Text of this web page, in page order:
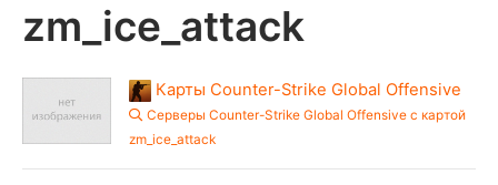
zm_ice_attack
Карты Counter-Strike Global Offensive
Серверы Counter-Strike Global Offensive с картой
zm_ice_attack